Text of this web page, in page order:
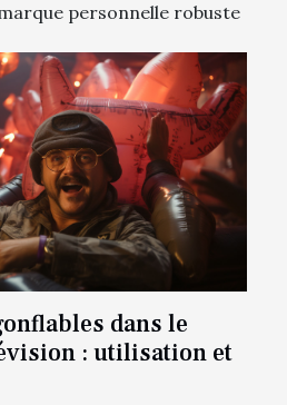
personnelle robuste
dans le
: utilisation et